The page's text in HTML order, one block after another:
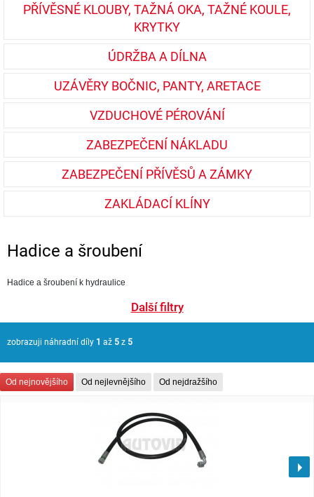
PŘÍVĚSNÉ KLOUBY, TAŽNÁ OKA, TAŽNÉ KOULE,
KRYTKY
ÚDRŽBA A DÍLNA
UZÁVĚRY BOČNIC, PANTY, ARETACE
VZDUCHOVÉ PÉROVÁNÍ
ZABEZPEČENÍ NÁKLADU
ZABEZPEČENÍ PŘÍVĚSŮ A ZÁMKY
ZAKLÁDACÍ KLÍNY
Hadice a šroubení
Hadice a šroubení k hydraulice
Další filtry
zobrazuji náhradní díly 1 až 5z 5
Od nejnovějšího Od nejlevnějšího Od nejdražšího